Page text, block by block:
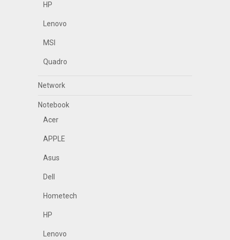
HP
Lenovo
MSI
Quadro
Network
Notebook
Acer
APPLE
Asus
Dell
Hometech
HP
Lenovo